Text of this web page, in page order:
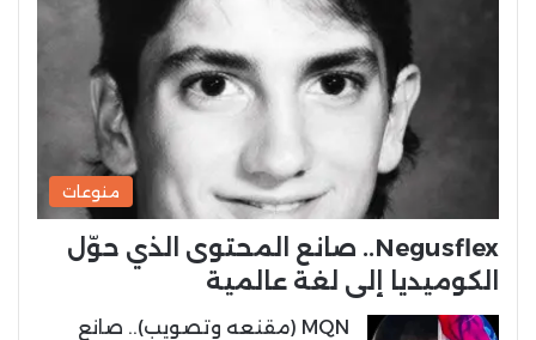
منوعات
Negusflex.. صانع المحتوى الذي حوّل
الكوميديا إلى لغة عالمية
MQN (مقنعه وتصويب).. صانع